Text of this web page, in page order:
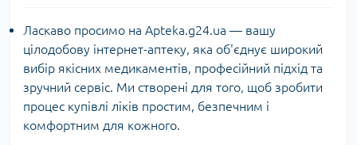
Ласкаво просимо на Apteka.g24.ua — вашу
цілодобову інтернет-аптеку, яка об'єднує широкий
вибір якісних медикаментів, професійний підхід та
зручний сервіс. Ми створені для того, щоб зробити
процес купівлі ліків простим, безпечним і
комфортним для кожного.